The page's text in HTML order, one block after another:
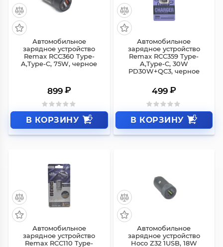
Автомобильное
зарядное устройство
Remax RCC360 Type-
A,Type-C, 75W, черное
899 ₽
В КОРЗИНУ
Автомобильное
зарядное устройство
Remax RCC359 Type-
A,Type-C, 30W
PD30W+QC3, черное
499 ₽
В КОРЗИНУ
Автомобильное
зарядное устройство
Remax RCC110 Type-
Автомобильное
зарядное устройство
Hoco Z32 1USB, 18W